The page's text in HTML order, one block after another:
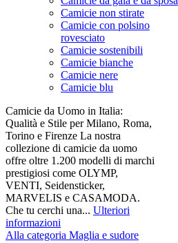
Camicie non stirate
Camicie con polsino
rovesciato
Camicie sostenibili
Camicie bianche
Camicie nere
Camicie blu
Camicie da Uomo in Italia:
Qualità e Stile per Milano, Roma,
Torino e Firenze La nostra
collezione di camicie da uomo
offre oltre 1.200 modelli di marchi
prestigiosi come OLYMP,
VENTI, Seidensticker,
MARVELIS e CASAMODA.
Che tu cerchi una... Ulteriori
informazioni
Alla categoria Maglia e sudore